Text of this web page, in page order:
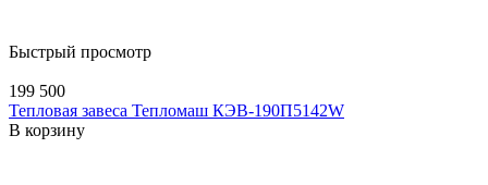
Быстрый просмотр
199 500
Тепловая завеса Тепломаш КЭВ-190П5142W
В корзину